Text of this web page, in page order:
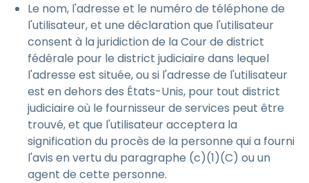
Le nom, l'adresse et le numéro de téléphone de
l'utilisateur, et une déclaration que l'utilisateur
consent à la juridiction de la Cour de district
fédérale pour le district judiciaire dans lequel
l'adresse est située, ou si l'adresse de l'utilisateur
est en dehors des États-Unis, pour tout district
judiciaire où le fournisseur de services peut être
trouvé, et que l'utilisateur acceptera la
signification du procès de la personne qui a fourni
l'avis en vertu du paragraphe (c)(1)(C) ou un
agent de cette personne.